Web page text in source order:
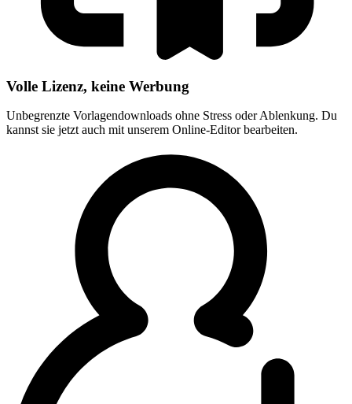
Volle Lizenz, keine Werbung
Unbegrenzte Vorlagendownloads ohne Stress oder Ablenkung. Du
kannst sie jetzt auch mit unserem Online-Editor bearbeiten.